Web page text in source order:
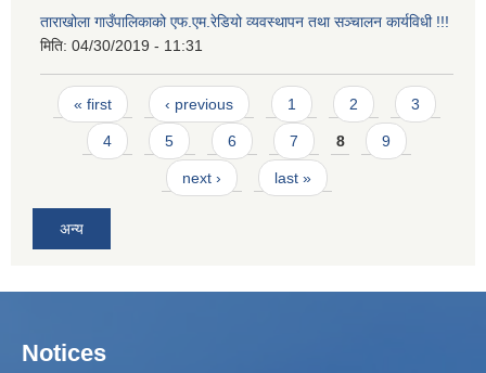
ताराखोला गाउँपालिकाको एफ.एम.रेडियो व्यवस्थापन तथा सञ्चालन कार्यविधी !!!
मिति: 04/30/2019 - 11:31
Pages
« first ‹ previous 1 2 3
4 5 6 7 8 9
next › last »
अन्य
Notices